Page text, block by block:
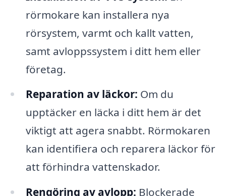
rörmokare kan installera nya
rörsystem, varmt och kallt vatten,
samt avloppssystem i ditt hem eller
företag.
Reparation av läckor: Om du
upptäcker en läcka i ditt hem är det
viktigt att agera snabbt. Rörmokaren
kan identifiera och reparera läckor för
att förhindra vattenskador.
Rengöring av avlopp: Blockerade